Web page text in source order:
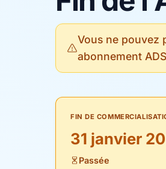
Vous ne pouvez
abonnement
FIN DE
31 janvier
Passée